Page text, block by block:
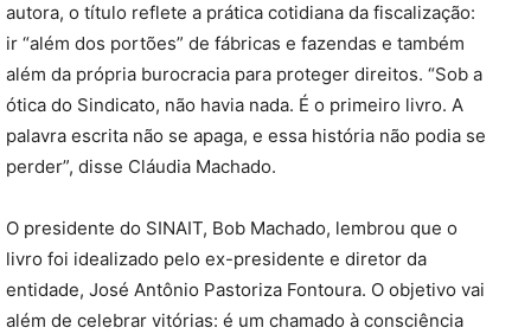
autora, o título reflete a prática cotidiana da fiscalização:
ir “além dos portões” de fábricas e fazendas e também
além da própria burocracia para proteger direitos. “Sob a
ótica do Sindicato, não havia nada. É o primeiro livro. A
palavra escrita não se apaga, e essa história não podia se
perder”, disse Cláudia Machado.
O presidente do SINAIT, Bob Machado, lembrou que o
livro foi idealizado pelo ex-presidente e diretor da
entidade, José Antônio Pastoriza Fontoura. O objetivo vai
além de celebrar vitórias: é um chamado à consciência